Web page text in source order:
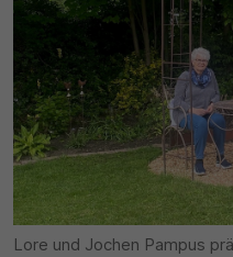
Lore und Jochen Pampus
Name
Anbieter
Cookie Consent / Ahlen
Laufzeit
1 Jahr
Matomo
Laufzeit
1 Jahr
Zweck
Wird für statistische
wie die eindeutige